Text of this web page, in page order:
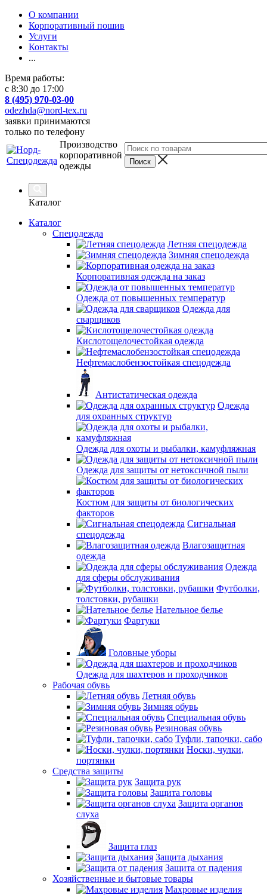
О компании
Корпоративный пошив
Услуги
Контакты
...
Время работы:
с 8:30 до 17:00
8 (495) 970-03-00
odezhda@nord-tex.ru
заявки принимаются
только по телефону
Производство
корпоративной
одежды
Каталог
Каталог
Спецодежда
Летняя спецодежда
Зимняя спецодежда
Корпоративная одежда на заказ
Одежда от повышенных температур
Одежда для
сварщиков
Кислотощелочестойкая одежда
Нефтемаслобензостойкая спецодежда
Антистатическая одежда
Одежда
для охранных структур
Одежда для охоты и рыбалки, камуфляжная
Одежда для защиты от нетоксичной пыли
Костюм для защиты от биологических
факторов
Сигнальная
спецодежда
Влагозащитная
одежда
Одежда
для сферы обслуживания
Футболки,
толстовки, рубашки
Нательное белье
Фартуки
Головные уборы
Одежда для шахтеров и проходчиков
Рабочая обувь
Летняя обувь
Зимняя обувь
Специальная обувь
Резиновая обувь
Туфли, тапочки, сабо
Носки, чулки,
портянки
Средства защиты
Защита рук
Защита головы
Защита органов
слуха
Защита глаз
Защита дыхания
Защита от падения
Хозяйственные и бытовые товары
Махровые изделия